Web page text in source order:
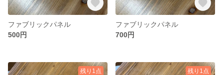
ファブリックパネル
500円
ファブリックパネル
700円
残り1点 残り1点